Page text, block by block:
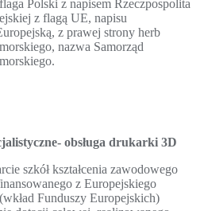
obsługa drukarki 3D
szkół kształcenia zawodowego
z Europejskiego
Funduszy Europejskich)